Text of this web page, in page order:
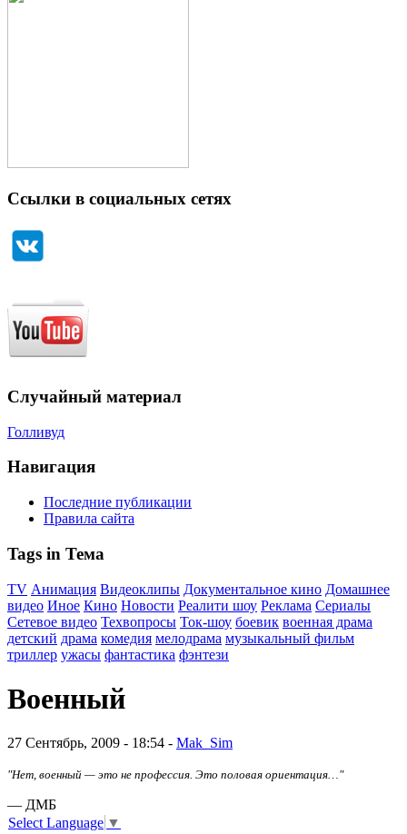
Ссылки в социальных сетях
Случайный материал
Голливуд
Навигация
Последние публикации
Правила сайта
Tags in Тема
TV Анимация Видеоклипы Документальное кино Домашнее
видео Иное Кино Новости Реалити шоу Реклама Сериалы
Сетевое видео Техвопросы Ток-шоу боевик военная драма
детский драма комедия мелодрама музыкальный фильм
триллер ужасы фантастика фэнтези
Военный
27 Сентябрь, 2009 - 18:54 - Mak_Sim
"Нет, военный — это не профессия. Это половая ориентация…"
— ДМБ
Select Language ▼